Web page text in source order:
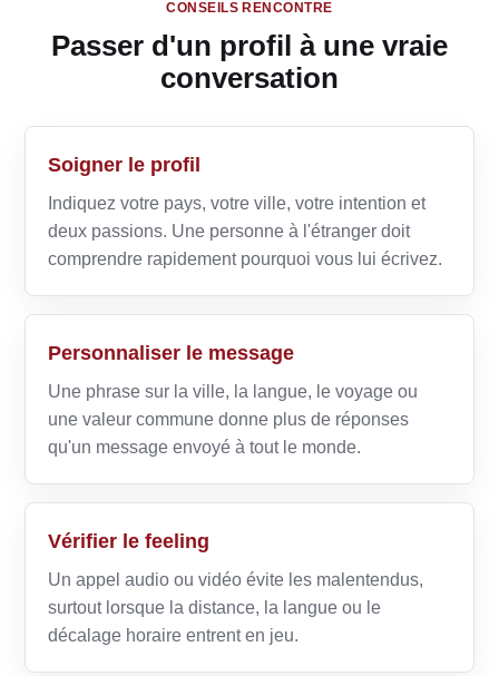
CONSEILS RENCONTRE
Passer d'un profil à une vraie
conversation
Soigner le profil
Indiquez votre pays, votre ville, votre intention et
deux passions. Une personne à l'étranger doit
comprendre rapidement pourquoi vous lui écrivez.
Personnaliser le message
Une phrase sur la ville, la langue, le voyage ou
une valeur commune donne plus de réponses
qu'un message envoyé à tout le monde.
Vérifier le feeling
Un appel audio ou vidéo évite les malentendus,
surtout lorsque la distance, la langue ou le
décalage horaire entrent en jeu.